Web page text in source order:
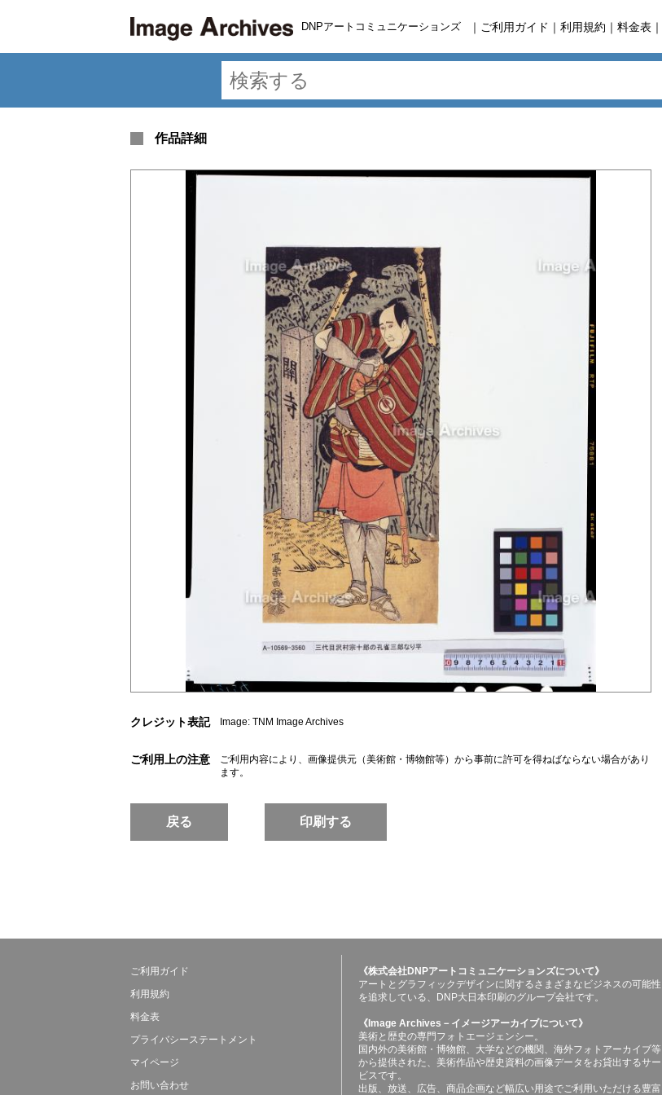
DNPアートコミュニケーションズ ｜ ご利用ガイド ｜ 利用規約 ｜ 料金表 ｜
作品詳細
クレジット表記 Image: TNM Image Archives
ご利用上の注意
ご利用内容により、画像提供元（美術館・博物館等）から事前に許可を得ねばならない場合があり
ます。
戻る 印刷する
ご利用ガイド
利用規約
料金表
プライバシーステートメント
マイページ
お問い合わせ
《株式会社DNPアートコミュニケーションズについて》
アートとグラフィックデザインに関するさまざまなビジネスの可能性
を追求している、DNP大日本印刷のグループ会社です。
《Image Archives－イメージアーカイブについて》
美術と歴史の専門フォトエージェンシー。
国内外の美術館・博物館、大学などの機関、海外フォトアーカイブ等
から提供された、美術作品や歴史資料の画像データをお貸出するサー
ビスです。
出版、放送、広告、商品企画など幅広い用途でご利用いただける豊富